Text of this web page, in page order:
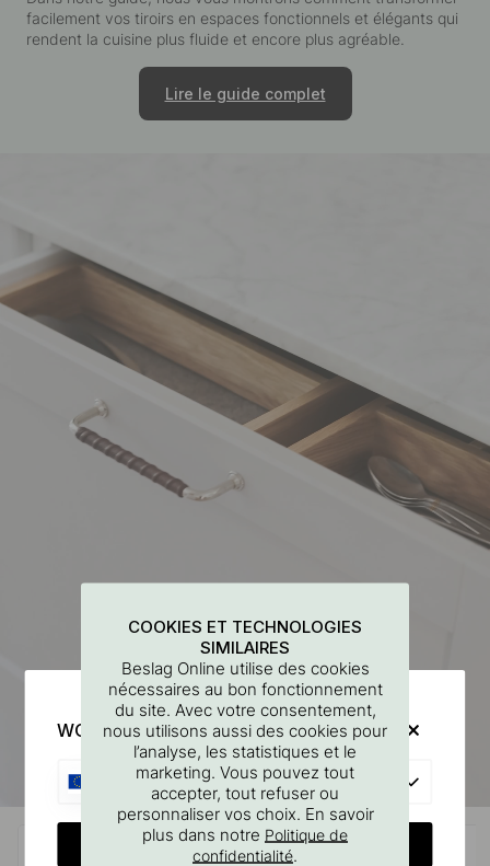
WOULD YOU RATHER VISIT?
CHANGE COUNTRY
facilement vos tiroirs en espaces fonctionnels et élégants qui
rendent la cuisine plus fluide et encore plus agréable.
Lire le guide complet
COOKIES ET TECHNOLOGIES
SIMILAIRES
Beslag Online utilise des cookies
nécessaires au bon fonctionnement
du site. Avec votre consentement,
nous utilisons aussi des cookies pour
l’analyse, les statistiques et le
marketing. Vous pouvez tout
accepter, tout refuser ou
personnaliser vos choix. En savoir
plus dans notre Politique de
confidentialité.